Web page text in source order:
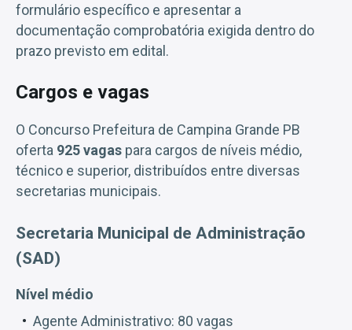
formulário específico e apresentar a
documentação comprobatória exigida dentro do
prazo previsto em edital.
Cargos e vagas
O Concurso Prefeitura de Campina Grande PB
oferta 925 vagas para cargos de níveis médio,
técnico e superior, distribuídos entre diversas
secretarias municipais.
Secretaria Municipal de Administração
(SAD)
Nível médio
Agente Administrativo: 80 vagas